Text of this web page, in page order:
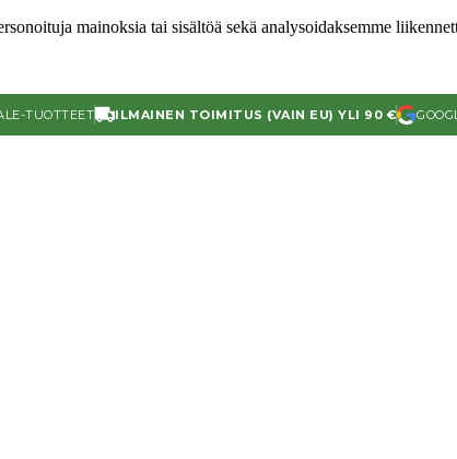
mainoksia tai sisältöä sekä analysoidaksemme
TUOTTEET ILMAINEN TOIMITUS (VAIN EU) YLI 90 €